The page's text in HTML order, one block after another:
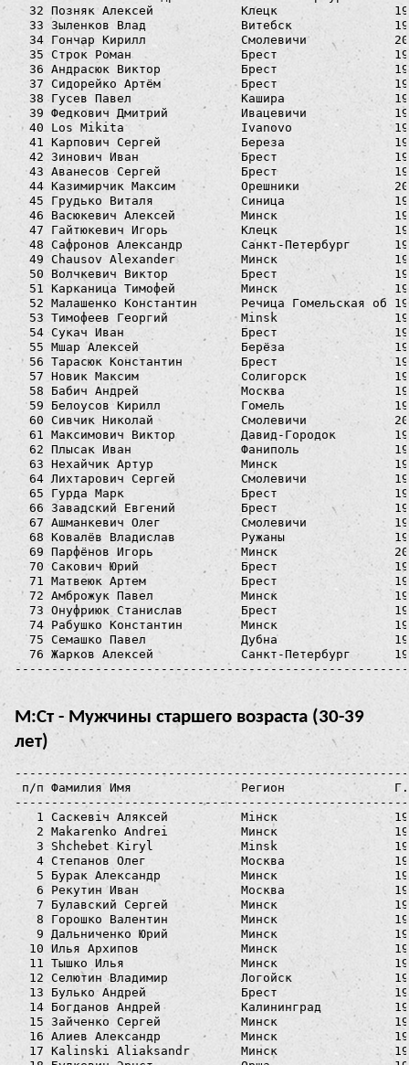
32 Позняк Алексей            Клецк
33 Зыленков Влад             Витебск
34 Гончар Кирилл             Смолевичи
35 Строк Роман               Брест
36 Андрасюк Виктор           Брест
37 Сидорейко Артём           Брест
38 Гусев Павел               Кашира
39 Федкович Дмитрий          Ивацевичи
40 Los Mikita                Ivanovo
41 Карпович Сергей           Береза
42 Зинович Иван              Брест
43 Аванесов Сергей           Брест
44 Казимирчик Максим         Орешники
45 Грудько Виталя            Синица
46 Васюкевич Алексей         Минск
47 Гайтюкевич Игорь          Клецк
48 Сафронов Александр        Санкт-Петербург
49 Chausov Alexander         Минск
50 Волчкевич Виктор          Брест
51 Карканица Тимофей         Минск
52 Малашенко Константин      Речица Гомельская об
53 Тимофеев Георгий          Minsk
54 Сукач Иван                Брест
55 Мшар Алексей              Берёза
56 Тарасюк Константин        Брест
57 Новик Максим              Солигорск
58 Бабич Андрей              Москва
59 Белоусов Кирилл           Гомель
60 Сивчик Николай            Смолевичи
61 Максимович Виктор         Давид-Городок
62 Плысак Иван               Фаниполь
63 Нехайчик Артур            Минск
64 Лихтарович Сергей         Смолевичи
65 Гурда Марк                Брест
66 Завадский Евгений         Брест
67 Ашманкевич Олег           Смолевичи
68 Ковалёв Владислав         Ружаны
69 Парфёнов Игорь            Минск
70 Сакович Юрий              Брест
71 Матвеюк Артем             Брест
72 Амброжук Павел            Минск
73 Онуфриюк Станислав        Брест
74 Рабушко Константин        Минск
75 Семашко Павел             Дубна
76 Жарков Алексей            Санкт-Петербург
М:Ст - Мужчины старшего возраста (30-39
лет)
------------------------------------------------------------------------------------------
 п/п Фамилия Имя               Регион               Г.р.  Номер  Пр Результат  Место Прим.
------------------------------------------------------------------------------------------
   1 Саскевiч Аляксей          Мiнск                1992    516     0:35:42      1   
   2 Makarenko Andrei          Минск                1988    285     0:36:26      2   
   3 Shchebet Kiryl            Minsk                1985    372     0:36:56      3   
   4 Степанов Олег             Москва               1986    399     0:37:39      4   
   5 Бурак Александр           Минск                1989    448     0:38:39      5   
   6 Рекутин Иван              Москва               1984    214     0:39:18      6   
   7 Булавский Сергей          Минск                1986    333     0:39:19      7   
   8 Горошко Валентин          Минск                1985    280     0:40:25      8   
   9 Дальниченко Юрий          Минск                1985    409     0:40:29      9   
  10 Илья Архипов              Минск                1987    455     0:40:53     10   
  11 Тышко Илья                Минск                1983    299     0:41:16     11   
  12 Селютин Владимир          Логойск              1990    389     0:41:20     12   
  13 Булько Андрей             Брест                1989    233     0:41:25     13   
  14 Богданов Андрей           Калининград          1989    382     0:42:00     14   
  15 Зайченко Сергей           Минск                1990    543     0:42:05     15   
  16 Алиев Александр           Минск                1982    312     0:42:32     16   
  17 Kalinski Aliaksandr       Минск                1990    202     0:43:44     17   
  18 Будкевич Эрнст            Орша                 1991    596     0:43:59     18   
  19 Калкаманов Марс           Санкт-Петербург      1985    566     0:44:07     19   
  20 Ключеня Виталий           Минск                1982    519     0:44:26     20   
  21 Левищенко Дмитрий         Слоним               1987    377     0:44:31     21   
  22 Куклин Максим             Домодедово           1990    501     0:44:47     22   
  23 Корженевич Максим         Минск                1986    288     0:44:58     23   
  24 Буханцев Роман            Азов                 1986    425     0:44:59     24   
  25 Зеленко Дмитрий           Minsk                1987    272     0:45:56     25   
  26 Лашук Уладзiмир           Калiнкавiчы          1984    248     0:46:06     26   
  27 Ковальчук Олег            Жодино               1983    269     0:47:07     27   
  28 Решетило Дмитрий          Брест                1986    422     0:47:16     28   
  29 Русин Вадим               Брест                1987    396     0:47:34     29   
  30 Солодкин Сергей           Минск                1984    289     0:48:06     30   
  31 Лукша Дмитрий             Брест                1986    506     0:48:33     31   
  32 Нехай Антон               Солигорск            1989    326     0:48:47     32   
  33 Старжинский Александр     Санкт Петербург      1991    283     0:50:07     33   
  34 Коробчук Константин       Минск                1991    292     0:50:09     34   
  35 Ляшкевич Евгений          Минск                1991    231     0:50:21     35   
  36 Pelmegov Ivan             Москва               1986    249     0:50:24     36   
  37 Орловский Виталий         Минск                1986    570     0:50:47     37   
  38 Струнец Иван              Брест                1984    223     0:50:52     38   
  39 Корольков Артём           Москва               1983    431     0:51:55     39   
  40 Гуринович Сергей          Минск                1985    454     0:52:41     40   
  41 Пашкевич Антон            Минск                1991    438     0:52:53     41   
  42 Чебанов Сергей            Химки                1987    235     0:53:03     42   
  43 Гидлевский Дмитрий        Минск                1986    224     0:53:25     43   
  44 Брюхов Арсений            Санкт-Петербург      1987    547     0:54:13     44   
  45 Черненков Юрий            Витебск              1986    266     0:55:23     45   
  46 Яковук Александр          Брест                1989    317     0:55:33     46   
  47 Михнюкевич Эдуард         Солигорск            1981    683     0:56:39     47   
  48 Клебанович Сергей         Брест                1987    579     0:57:56     48   
  49 Бирюков Алексей           Брест                1991    453     0:58:01     49   
  50 Rudzko Mikhail            Минск                1984    521     0:59:04     50   
  51 Клименков Денис           Минск                1988    417     1:00:59     51   
  52 Полянский Максим          Минск                1982    545     1:00:59     51   
  53 Аврамков Василий          Москва               1983    523     1:01:36     53   
  54 Канаев Александр          Москва               1986    587     1:03:31     54   
  55 Волк Александр            Минск                1986    544     1:04:58     55   
  56 Саванович Павел           Минск                1986    336     1:08:52     56   
  57 Герасимов Юрий            Минск                1991    464     1:10:29     57   
  58 Шкут Артем                Минск                1990    209     1:10:36     58   
  59 Козельский Александр      Минск                1987    274  -1 0:41:31     59   
  60 Королько Александр        Минск                1985    366  -1 0:46:48     60   
  61 Филипович Алексей         Бобруйск             1983    376  -1 0:47:01     61   
  62 Судаленко Владимир        Солигорск            1983    512  -1 0:47:11     62   
  63 Медведник Александр       Каменец              1990    424  -1 0:48:29     63   
  64 Варакса Сергей            Минск                1987    540  -1 0:49:41     64   
  65 Кравченя Роман            Минск                1985    297  -1 0:55:55     65   
  66 Слепцов Михаил